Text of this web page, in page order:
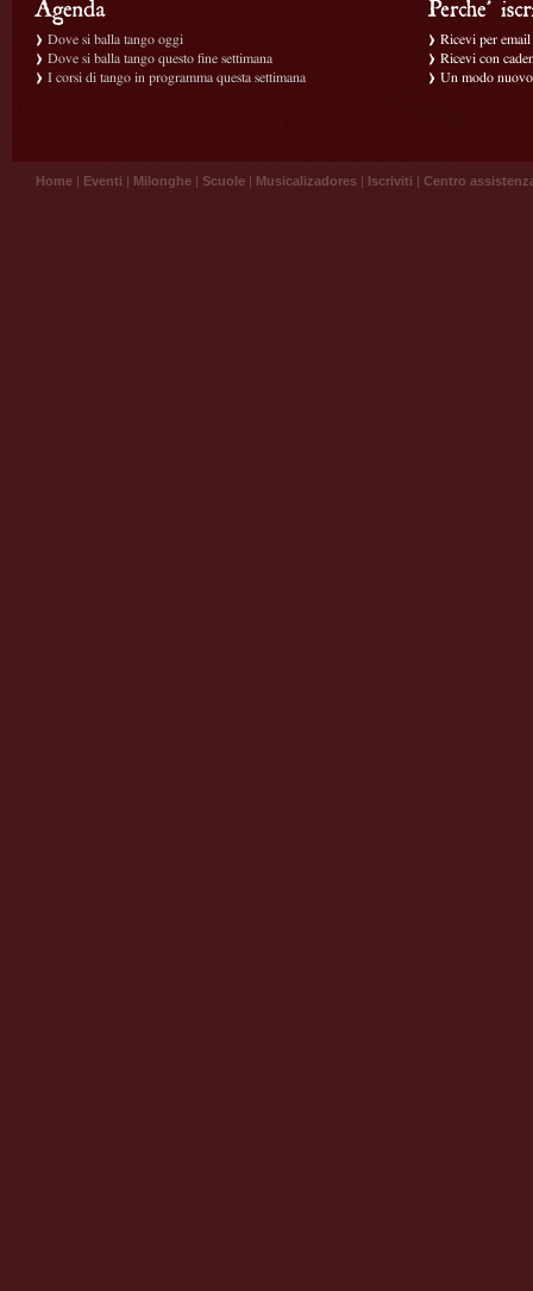
Dove si balla tango oggi
Dove si balla tango questo fine settimana
I corsi di tango in programma questa settimana
Ricevi per
Ricevi con
Un modo
Home | Eventi | Milonghe | Scuole | Musicalizadores | Iscriviti | Centro